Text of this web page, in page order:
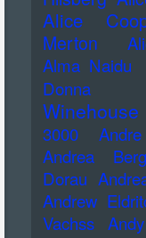
Alice
Merton
Alma Naidu
Donna
Winehouse
3000
Andrea Berg
Dorau
Andrew
Vachss